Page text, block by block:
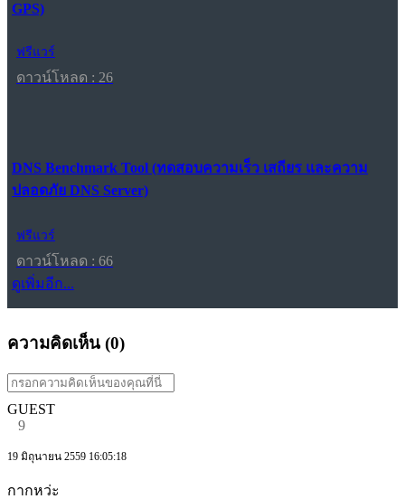
GPS)
ฟรีแวร์
ดาวน์โหลด : 26
DNS Benchmark Tool (ทดสอบความเร็ว เสถียร และความ
ปลอดภัย DNS Server)
ฟรีแวร์
ดาวน์โหลด : 66
ดูเพิ่มอีก...
ความคิดเห็น (0)
GUEST
9
19 มิถุนายน 2559 16:05:18
กากหว่ะ